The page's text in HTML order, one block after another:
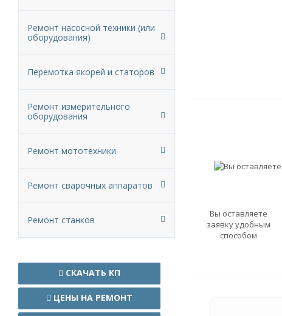
Вы оставляете
заявку удобным
способом
Ремонт насосной техники (или
оборудования)
Перемотка якорей и статоров
Ремонт измерительного
оборудования
Ремонт мототехники
Ремонт сварочных аппаратов
Ремонт станков
СКАЧАТЬ КП
ЦЕНЫ НА РЕМОНТ